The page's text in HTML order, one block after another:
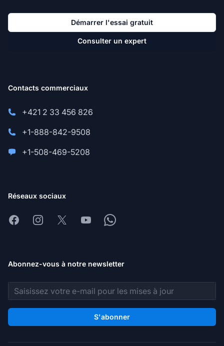
Démarrer l'essai gratuit
Consulter un expert
Contacts commerciaux
+421 2 33 456 826
+1-888-842-9508
+1-508-469-5208
Réseaux sociaux
FacebookInstagram
X YoutubeWhatsapp
Abonnez-vous à notre newsletter
Adresse e-mail
S'abonner